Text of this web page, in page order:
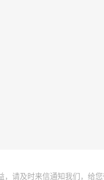
请及时来信通知我们，给